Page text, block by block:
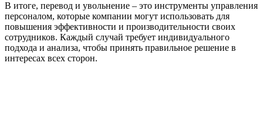
В итоге, перевод и увольнение – это инструменты управления
персоналом, которые компании могут использовать для
повышения эффективности и производительности своих
сотрудников. Каждый случай требует индивидуального
подхода и анализа, чтобы принять правильное решение в
интересах всех сторон.